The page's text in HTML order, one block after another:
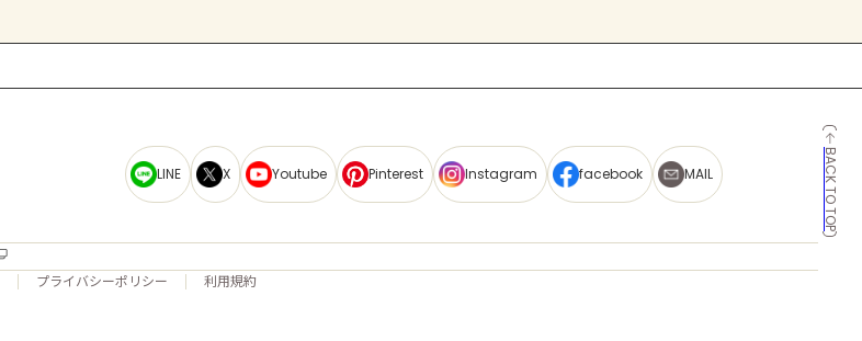
BACK TO TOP
LINE X Youtube Pinterest Instagram facebook MAIL
プライバシーポリシー 利用規約